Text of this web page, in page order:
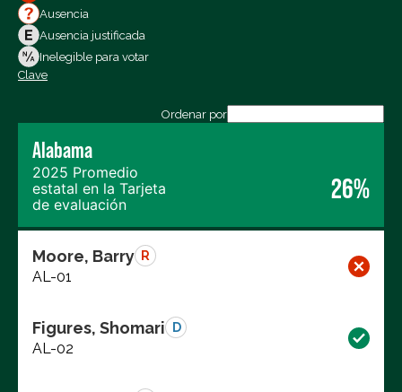
Votos a favor
Votos en contra
Ausencias
Exportar los datos (CSV)
Ausencia
Ausencia justificada
Inelegible para votar
Clave
Ordenar por
Alabama
2025 Promedio
estatal en la Tarjeta
de evaluación
26%
Moore, Barry R
AL-01
Figures, Shomari D
AL-02